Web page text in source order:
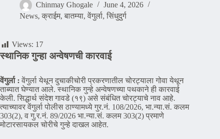
Chinmay Ghogale
June 4, 2026
News, क्राईम, बातम्या, वेंगुर्ला, सिंधुदुर्ग
Views: 17
स्थानिक गुन्हा अन्वेषणची कारवाई
वेंगुर्ला : वेंगुर्ला येथून दुचाकीचोरी प्रकरणातील चोरट्याला गोवा येथून
ताब्यात घेण्यात आले. स्थानिक गुन्हे अन्वेषणच्या पथकाने ही कारवाई
केली. सिद्धार्थ संदेश गावडे (१९) असे संबंधित चोरट्याचे नाव आहे.
त्याच्यावर वेंगुर्ला पोलीस ठाण्यामध्ये गुर.नं. 108/2026, भा.न्या.सं. कलम
303(2), व गु.र.नं. 89/2026 भा.न्या.सं. कलम 303(2) प्रमाणे
मोटारसायकल चोरीचे गुन्हे दाखल आहेत.